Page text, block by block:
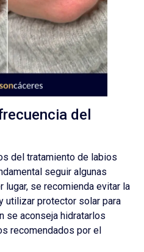
del
del tratamiento de labios
seguir algunas
lugar, se recomienda evitar la
utilizar protector solar para
se aconseja hidratarlos
recomendados por el